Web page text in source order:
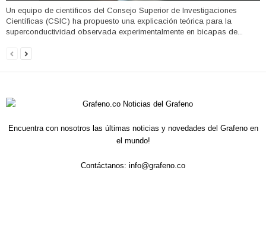
Un equipo de científicos del Consejo Superior de Investigaciones
Científicas (CSIC) ha propuesto una explicación teórica para la
superconductividad observada experimentalmente en bicapas de...
Encuentra con nosotros las últimas noticias y novedades del Grafeno en
el mundo!
Contáctanos: info@grafeno.co